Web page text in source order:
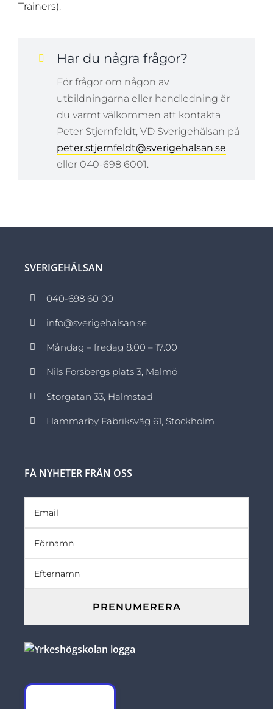
Trainers).
Har du några frågor?
För frågor om någon av
utbildningarna eller handledning är
du varmt välkommen att kontakta
Peter Stjernfeldt, VD Sverigehälsan på
peter.stjernfeldt@sverigehalsan.se
eller 040-698 6001.
SVERIGEHÄLSAN
040-698 60 00
info@sverigehalsan.se
Måndag – fredag 8.00 – 17.00
Nils Forsbergs plats 3, Malmö
Storgatan 33, Halmstad
Hammarby Fabriksväg 61, Stockholm
FÅ NYHETER FRÅN OSS